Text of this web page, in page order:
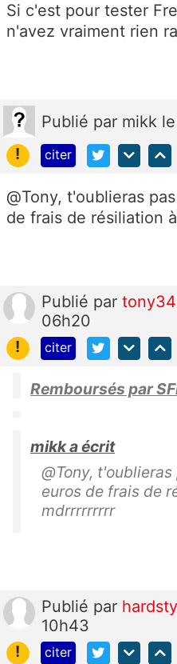
Si c'est pour tester
n'avez vraiment rien
Publié par mikk
!
citer
@Tony, t'oublieras
de frais de résiliation
Publié par
06h20
!
citer
Remboursés par
mikk a écrit
@Tony,
euros de frais de
mdrrrrrrrrr
Publié par
10h43
!
citer